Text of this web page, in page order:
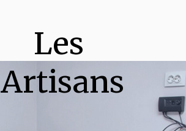
Les
Artisans